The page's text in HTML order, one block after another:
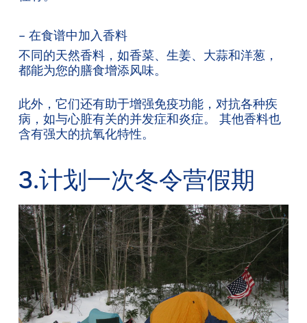
– 在食谱中加入香料
不同的天然香料，如香菜、生姜、大蒜和洋葱，
都能为您的膳食增添风味。
此外，它们还有助于增强免疫功能，对抗各种疾
病，如与心脏有关的并发症和炎症。 其他香料也
含有强大的抗氧化特性。
3.计划一次冬令营假期